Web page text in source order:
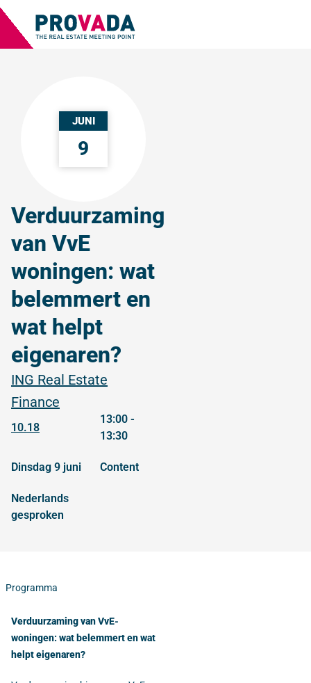
JUNI
9
Verduurzaming
van VvE
woningen: wat
belemmert en
wat helpt
eigenaren?
ING Real Estate
Finance
10.18
13:00 -
13:30
dinsdag 9 juni content
Nederlands
gesproken
Programma
Verduurzaming van VvE-
woningen: wat belemmert en wat
helpt eigenaren?